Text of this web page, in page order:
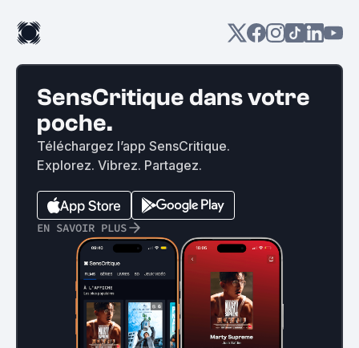
SensCritique dans votre
poche.
Téléchargez l’app SensCritique.
Explorez. Vibrez. Partagez.
EN SAVOIR PLUS